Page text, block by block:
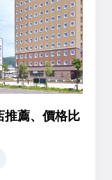
推薦、價格比